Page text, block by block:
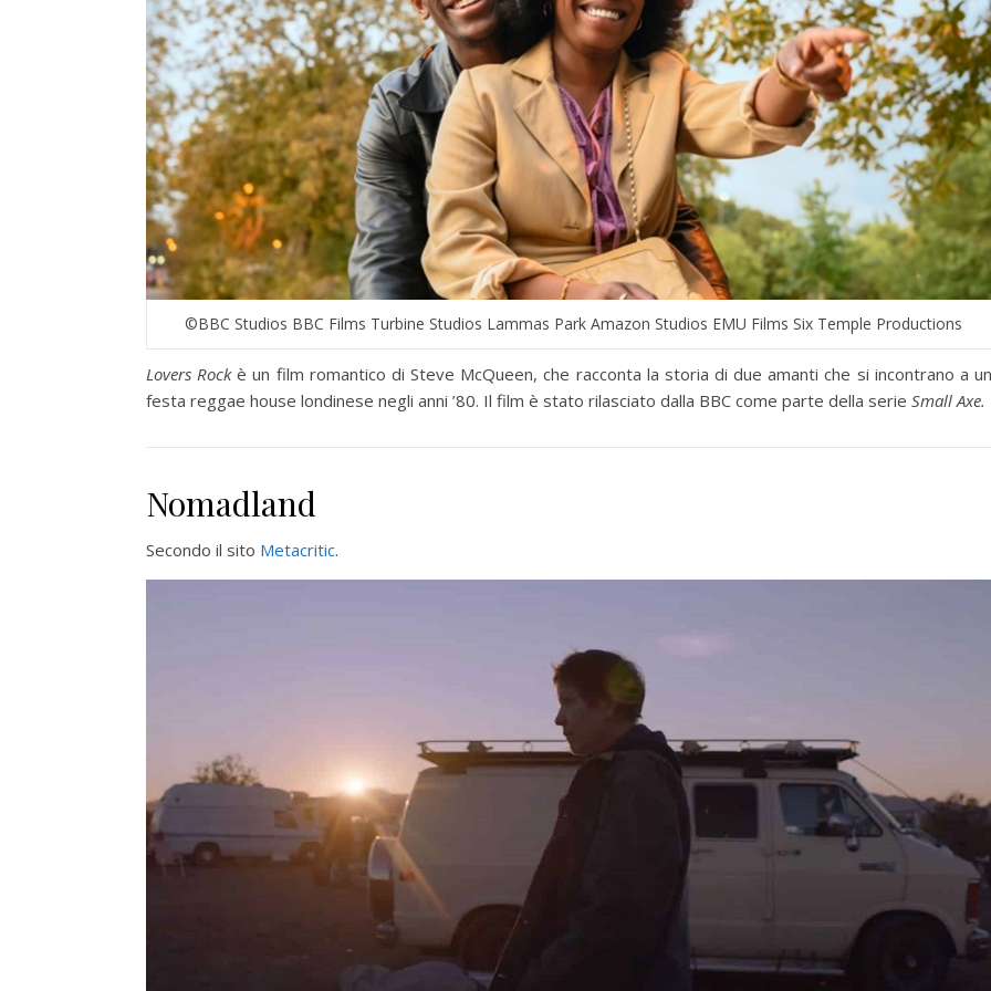
©BBC Studios BBC Films Turbine Studios Lammas Park Amazon Studios EMU Films Six Temple Productions
Lovers Rockè un film romantico di Steve McQueen, che racconta la storia di due amanti che si incontrano a
festa reggae house londinese negli anni ’80. Il film è stato rilasciato dalla BBC come parte della serie Small Axe.
Nomadland
Secondo il sito Metacritic.